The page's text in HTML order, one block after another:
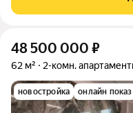
на Москву. Полностью
48 500 000 ₽
62 м² 2-комн.
новостройка онлайн показ